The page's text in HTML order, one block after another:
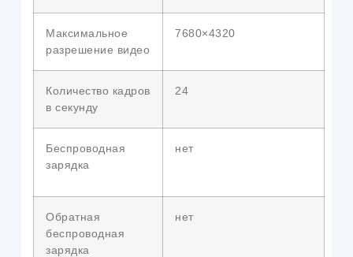
Максимальное
разрешение видео
7680×4320
Количество кадров
в секунду
24
Беспроводная
зарядка
нет
Обратная
беспроводная
зарядка
нет